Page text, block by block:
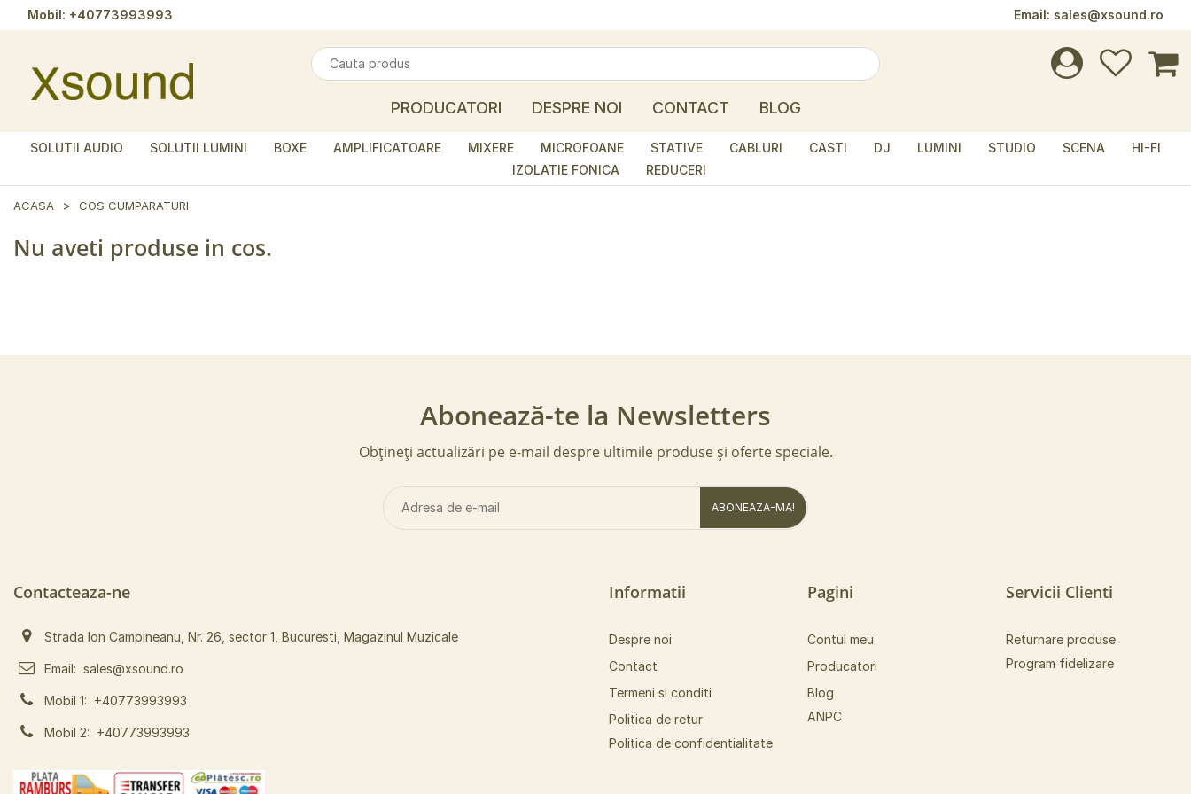
Mobil: +40773993993 Email: sales@xsound.ro
PRODUCATORI DESPRE NOI CONTACT BLOG
SOLUTII AUDIO SOLUTII LUMINI BOXE AMPLIFICATOARE MIXERE MICROFOANE STATIVE CABLURI CASTI DJ LUMINI STUDIO SCENA
HI-FI
IZOLATIE FONICA
REDUCERI
ACASA COS CUMPARATURI
Nu aveti produse in cos.
Abonează-te la Newsletters
Obțineți actualizări pe e-mail despre ultimile produse și oferte speciale.
ABONEAZA-MA!
Contacteaza-ne
Strada Ion Campineanu, Nr. 26, sector 1, Bucuresti, Magazinul Muzicale
Email: sales@xsound.ro
Mobil 1: +40773993993
Mobil 2: +40773993993
Informatii
Despre noi
Contact
Termeni si conditi
Politica de retur
Politica de confidentialitate
Pagini
Contul meu
Producatori
Blog
ANPC
Servicii Clienti
Returnare produse
Program fidelizare